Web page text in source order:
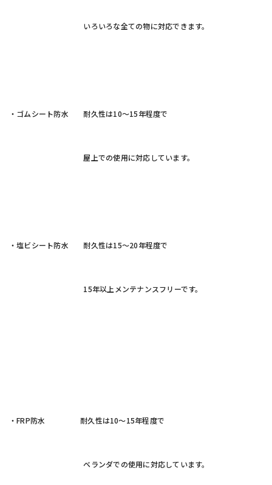
いろいろな全ての物に対応できます。
・ゴムシート防水 耐久性は10～15年程度で
屋上での使用に対応しています。
・塩ビシート防水 耐久性は15～20年程度で
15年以上メンテナンスフリーです。
・FRP防水 耐久性は10～15年程度で
ベランダでの使用に対応しています。